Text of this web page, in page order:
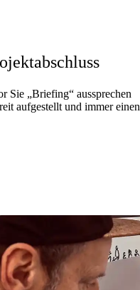
Sie „Briefing“ aussprechen
aufgestellt und immer einen